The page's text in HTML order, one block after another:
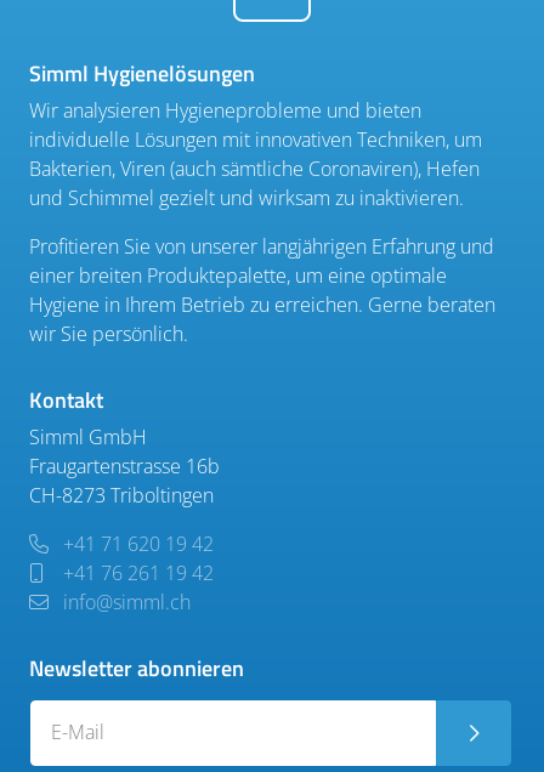
Simml Hygienelösungen
Wir analysieren Hygieneprobleme und bieten
individuelle Lösungen mit innovativen Techniken, um
Bakterien, Viren (auch sämtliche Coronaviren), Hefen
und Schimmel gezielt und wirksam zu inaktivieren.
Profitieren Sie von unserer langjährigen Erfahrung und
einer breiten Produktepalette, um eine optimale
Hygiene in Ihrem Betrieb zu erreichen. Gerne beraten
wir Sie persönlich.
Kontakt
Simml GmbH
Fraugartenstrasse 16b
CH-8273 Triboltingen
+41 71 620 19 42
+41 76 261 19 42
info@simml.ch
Newsletter abonnieren